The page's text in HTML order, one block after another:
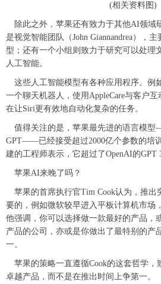
(相关资料图)
除此之外，苹果还有致力于其他AI领域
是视觉智能团队（John Giannandrea），
型；还有一个小组则致力于研究可以处理
人工智能。
这些人工智能模型有各种应用程序。例
一个聊天机器人，使用AppleCare与客户
在让Siri更有效地自动化复杂的任务。
值得关注的是，苹果最先进的语言模
GPT——已经接受超过2000亿个参数的培
建的工程师表示，它超过了OpenAI的GPT
苹果AI来晚了吗？
苹果的首席执行官Tim Cook认为，推出
要的，例如微软较早进入平板计算机市场
他强调，你可以选择做一款最好的产品，
产品的公司，亦或是你做出了最特别的产
一。
苹果的策略一直遵循Cook的这套哲学，
卓越产品，而不是在推出时间上争第一。